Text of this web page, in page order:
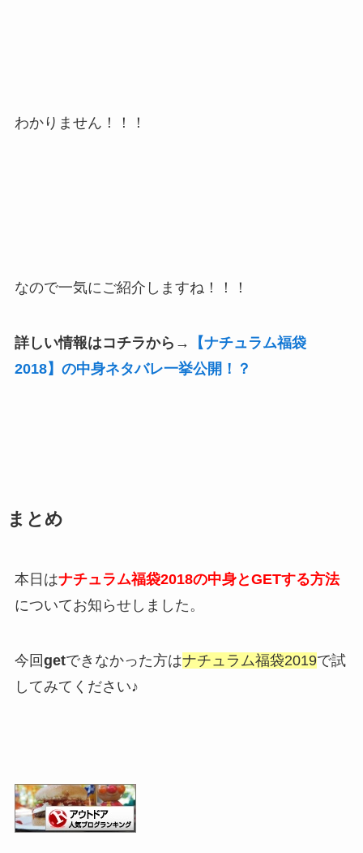
わかりません！！！
なので一気にご紹介しますね！！！
詳しい情報はコチラから→
【ナチュラム福袋
2018】の中身ネタバレ一挙公開！？
まとめ
本日はナチュラム福袋2018の中身とGETする方法
についてお知らせしました。
今回getできなかった方はナチュラム福袋2019で試
してみてください♪